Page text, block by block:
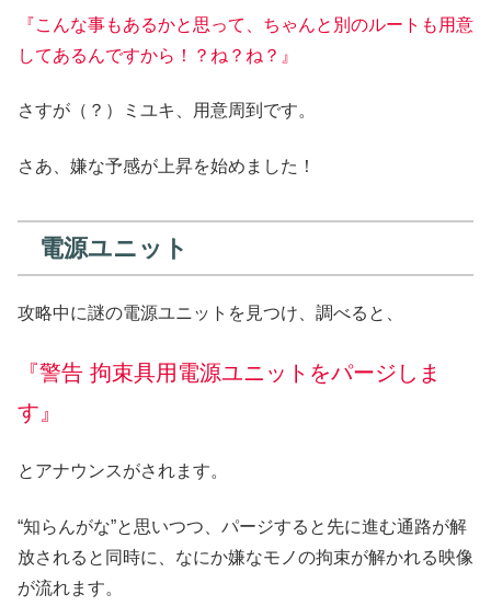
『こんな事もあるかと思って、ちゃんと別のルートも用意
してあるんですから！？ね？ね？』
さすが（？）ミユキ、用意周到です。
さあ、嫌な予感が上昇を始めました！
電源ユニット
攻略中に謎の電源ユニットを見つけ、調べると、
『警告 拘束具用電源ユニットをパージしま
す』
とアナウンスがされます。
“知らんがな”と思いつつ、パージすると先に進む通路が解
放されると同時に、なにか嫌なモノの拘束が解かれる映像
が流れます。